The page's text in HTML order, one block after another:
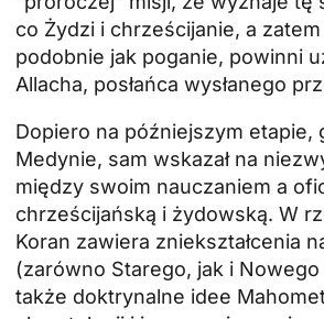
co Żydzi i chrześcijanie, a
podobnie jak poganie, powinni
Allacha, posłańca wysłanego
Dopiero na późniejszym etapie,
Medynie, sam wskazał na
między swoim nauczaniem a
chrześcijańską i żydowską. W
Koran zawiera zniekształcenia
(zarówno Starego, jak i
także doktrynalne idee